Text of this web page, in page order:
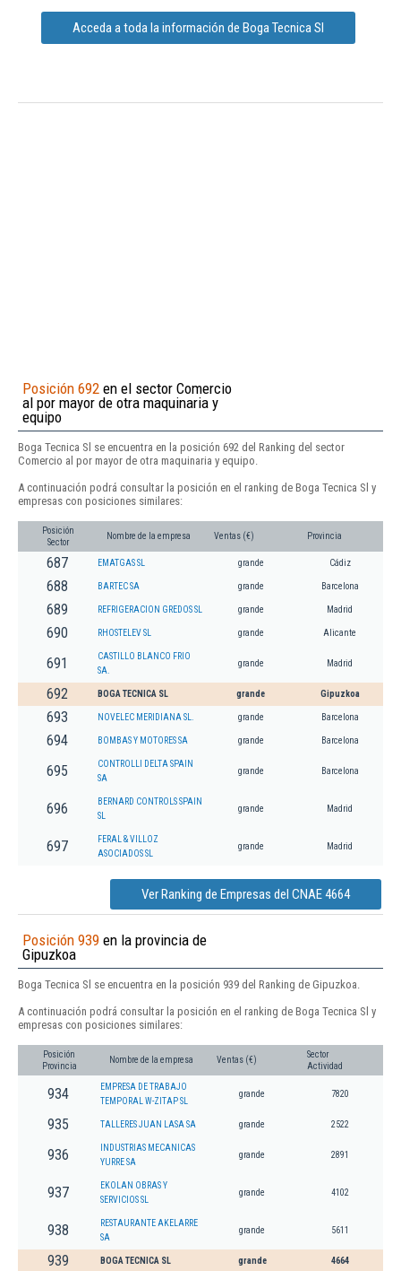
Acceda a toda la información de Boga Tecnica Sl
Posición 692 en el sector Comercio
al por mayor de otra maquinaria y
equipo
Boga Tecnica Sl se encuentra en la posición 692 del Ranking del sector
Comercio al por mayor de otra maquinaria y equipo.
A continuación podrá consultar la posición en el ranking de Boga Tecnica Sl y
empresas con posiciones similares:
Posición
Sector
Nombre de la empresa Ventas (€) Provincia
687 EMATGAS SL grande Cádiz
688 BARTEC SA grande Barcelona
689 REFRIGERACION GREDOS SL grande Madrid
690 RHOSTELEV SL grande Alicante
691
CASTILLO BLANCO FRIO
SA.
grande Madrid
692 BOGA TECNICA SL grande Gipuzkoa
693 NOVELEC MERIDIANA SL. grande Barcelona
694 BOMBAS Y MOTORES SA grande Barcelona
695
CONTROLLI DELTA SPAIN
SA
grande Barcelona
696
BERNARD CONTROLS SPAIN
SL
grande Madrid
697
FERAL & VILLOZ
ASOCIADOS SL
grande Madrid
Ver Ranking de Empresas del CNAE 4664
Posición 939 en la provincia de
Gipuzkoa
Boga Tecnica Sl se encuentra en la posición 939 del Ranking de Gipuzkoa.
A continuación podrá consultar la posición en el ranking de Boga Tecnica Sl y
empresas con posiciones similares:
Posición
Provincia
Nombre de la empresa Ventas (€)
Sector
Actividad
934
EMPRESA DE TRABAJO
TEMPORAL W-ZITAP SL
grande 7820
935 TALLERES JUAN LASA SA grande 2522
936
INDUSTRIAS MECANICAS
YURRE SA
grande 2891
937
EKOLAN OBRAS Y
SERVICIOS SL
grande 4102
938
RESTAURANTE AKELARRE
SA
grande 5611
939 BOGA TECNICA SL grande 4664